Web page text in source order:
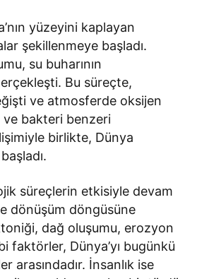
yüzeyini kaplayan
şekillenmeye başladı.
su buharının
Bu süreçte,
ve atmosferde oksijen
ve bakteri benzeri
birlikte, Dünya
süreçlerin etkisiyle devam
dönüşüm döngüsüne
dağ oluşumu, erozyon
faktörler, Dünya’yı bugünkü
arasındadır. İnsanlık ise